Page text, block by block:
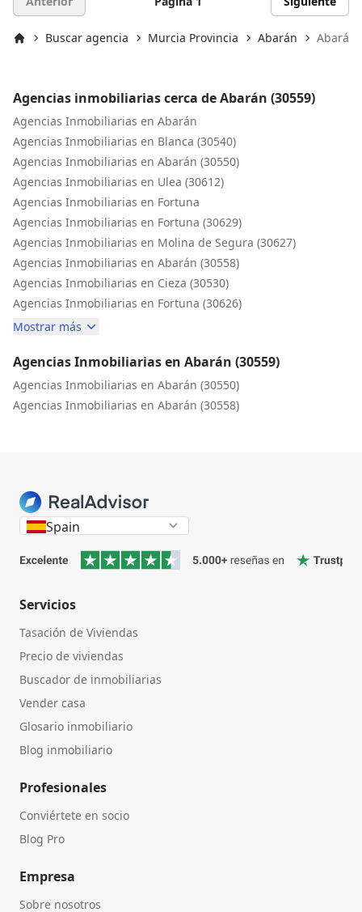
Buscar agencia Murcia Provincia Abarán Abarán
Agencias inmobiliarias cerca de Abarán (30559)
Agencias Inmobiliarias en Abarán
Agencias Inmobiliarias en Blanca (30540)
Agencias Inmobiliarias en Abarán (30550)
Agencias Inmobiliarias en Ulea (30612)
Agencias Inmobiliarias en Fortuna
Agencias Inmobiliarias en Fortuna (30629)
Agencias Inmobiliarias en Molina de Segura (30627)
Agencias Inmobiliarias en Abarán (30558)
Agencias Inmobiliarias en Cieza (30530)
Agencias Inmobiliarias en Fortuna (30626)
Mostrar más
Agencias Inmobiliarias en Abarán (30559)
Agencias Inmobiliarias en Abarán (30550)
Agencias Inmobiliarias en Abarán (30558)
Spain
Servicios
Tasación de Viviendas
Precio de viviendas
Buscador de inmobiliarias
Vender casa
Glosario inmobiliario
Blog inmobiliario
Profesionales
Conviértete en socio
Blog Pro
Empresa
Sobre nosotros